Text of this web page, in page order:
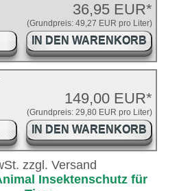
36,95 EUR*
(Grundpreis: 49,27 EUR pro Liter)
IN DEN WARENKORB
149,00 EUR*
(Grundpreis: 29,80 EUR pro Liter)
IN DEN WARENKORB